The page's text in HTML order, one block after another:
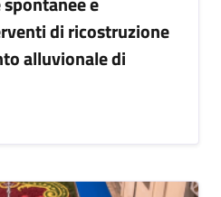
di ricostruzione
alluvionale di